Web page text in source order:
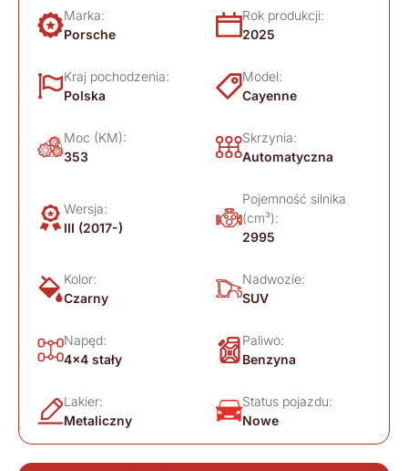
Marka:
Porsche
Rok produkcji:
2025
Kraj pochodzenia:
Polska
Model:
Cayenne
Moc (KM):
353
Skrzynia:
Automatyczna
Wersja:
III (2017-)
Pojemność silnika
(cm³):
2995
Kolor:
Czarny
Nadwozie:
SUV
Napęd:
4x4 stały
Paliwo:
Benzyna
Lakier:
Metaliczny
Status pojazdu:
Nowe